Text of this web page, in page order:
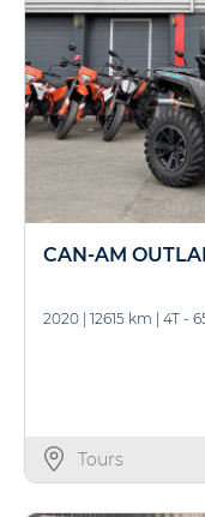
CAN-AM
2020 12615 km 4T -
Tours